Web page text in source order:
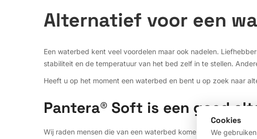
Cookies
We
Alternatief voor een
Een waterbed kent veel voordelen maar ook nadelen.
stabiliteit en de temperatuur van het bed zelf in te stellen.
Heeft u op het moment een waterbed en bent u op zoek naar
Pantera® Soft is een goed
Wij raden mensen die van een waterbed komen meestal ons